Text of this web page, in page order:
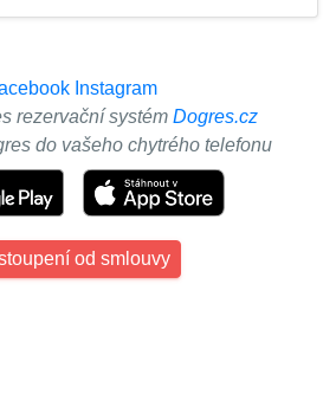
Instagram
rezervační systém Dogres.cz
do vašeho chytrého telefonu
od smlouvy